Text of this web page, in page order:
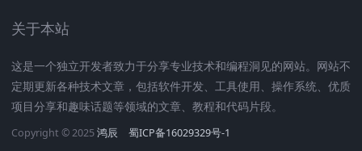
关于本站
这是一个独立开发者致力于分享专业技术和编程洞见的网站。网站不
定期更新各种技术文章，包括软件开发、工具使用、操作系统、优质
项目分享和趣味话题等领域的文章、教程和代码片段。
Copyright © 2025鸿辰 蜀ICP备16029329号-1